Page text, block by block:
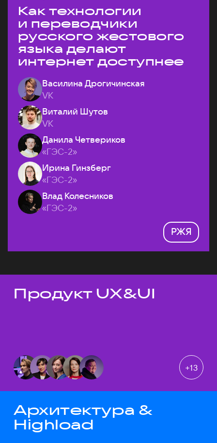
Как технологии
и переводчики
русского жестового
языка делают
интернет доступнее
Василина Дрогичинская
VK
Виталий Шутов
VK
Данила Четвериков
«ГЭС-2»
Ирина Гинзберг
«ГЭС-2»
Влад Колесников
«ГЭС-2»
РЖЯ
Темы докладов
Продукт UX&UI
+13
Архитектура &
Highload